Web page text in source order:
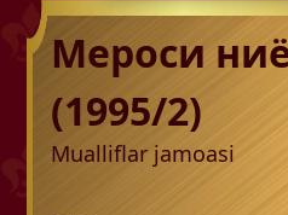
Мероси
(1995/2)
Mualliflar jamoasi